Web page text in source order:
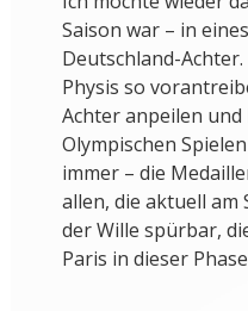
Saison war – in
Deutschland-
Physis so
Achter anpeilen
Olympischen
immer – die
allen, die aktuell
der Wille spürbar,
Paris in dieser